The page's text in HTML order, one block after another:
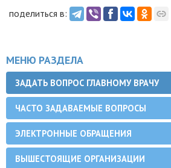
поделиться в:
МЕНЮ РАЗДЕЛА
ЗАДАТЬ ВОПРОС ГЛАВНОМУ ВРАЧУ
ЧАСТО ЗАДАВАЕМЫЕ ВОПРОСЫ
ЭЛЕКТРОННЫЕ ОБРАЩЕНИЯ
ВЫШЕСТОЯЩИЕ ОРГАНИЗАЦИИ